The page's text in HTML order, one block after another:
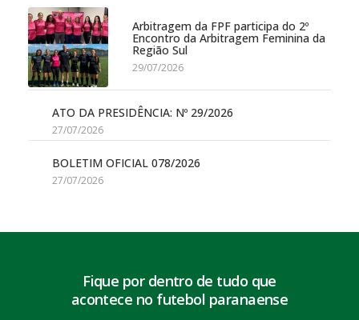
Arbitragem da FPF participa do 2º
Encontro da Arbitragem Feminina da
Região Sul
29/07/2026
ATO DA PRESIDÊNCIA: Nº 29/2026
27/07/2026
BOLETIM OFICIAL 078/2026
27/07/2026
Fique por dentro de tudo que
acontece no futebol paranaense